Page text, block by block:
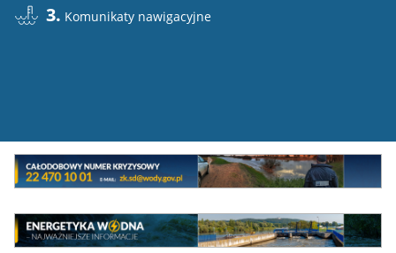
3. Komunikaty nawigacyjne
Mini
baner
numer
kryzysowy
MEW
Energetyka